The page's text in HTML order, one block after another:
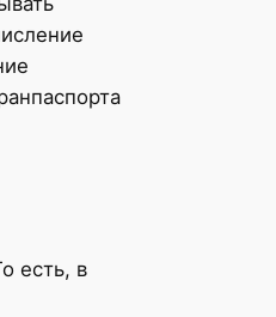
есть, в